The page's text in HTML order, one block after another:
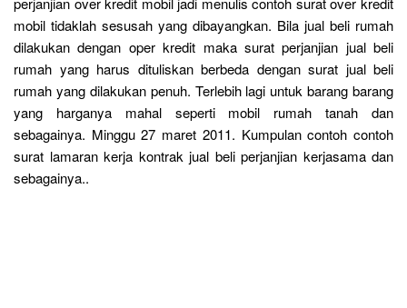
mobil tidaklah sesusah yang dibayangkan. Bila jual beli rumah
dilakukan dengan oper kredit maka surat perjanjian jual beli
rumah yang harus dituliskan berbeda dengan surat jual beli
rumah yang dilakukan penuh. Terlebih lagi untuk barang barang
yang harganya mahal seperti mobil rumah tanah dan
sebagainya. Minggu 27 maret 2011. Kumpulan contoh contoh
surat lamaran kerja kontrak jual beli perjanjian kerjasama dan
sebagainya..